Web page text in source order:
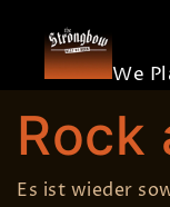
content
We
STEFAN EGGER
Rock
Es ist wieder